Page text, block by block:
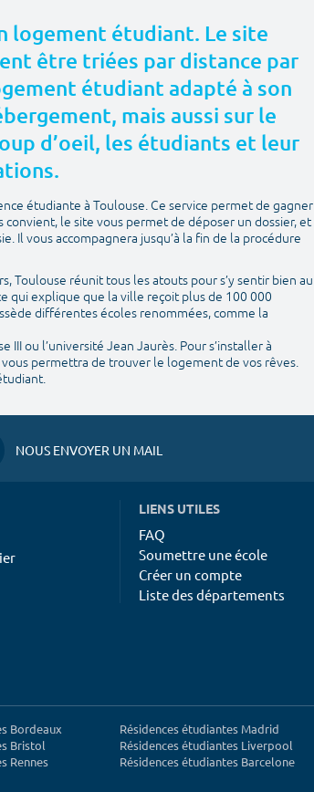
logement étudiant. Le site
être triées par distance par
étudiant adapté à son
mais aussi sur le
d’oeil, les étudiants et leur
étudiante à Toulouse. Ce service permet de gagner
le site vous permet de déposer un dossier, et
Il vous accompagnera jusqu’à la fin de la procédure
Toulouse réunit tous les atouts pour s’y sentir bien au
qui explique que la ville reçoit plus de 100 000
différentes écoles renommées, comme la
ou l’université Jean Jaurès. Pour s’installer à
permettra de trouver le logement de vos rêves.
NOUS ENVOYER UN MAIL
LIENS UTILES
FAQ
Soumettre une école
Créer un compte
Liste des départements
Bordeaux
Bristol
Rennes
Résidences étudiantes Madrid
Résidences étudiantes Liverpool
Résidences étudiantes Barcelone